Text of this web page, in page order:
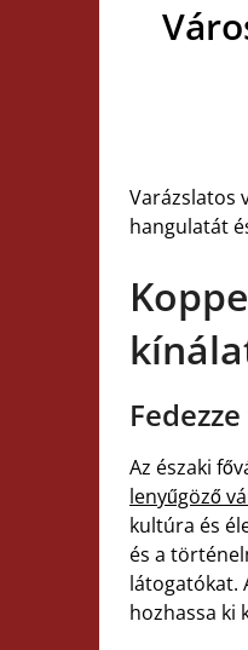
Varázslatos
hangulatát
Az északi
lenyűgöző
kultúra és
és a
látogatókat.
hozhassa ki